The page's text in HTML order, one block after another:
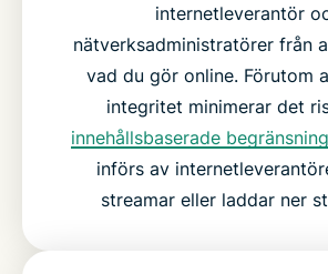
internetleverantör
nätverksadministratörer från
vad du gör online. Förutom
integritet minimerar det
innehållsbaserade
införs av
streamar eller laddar ner